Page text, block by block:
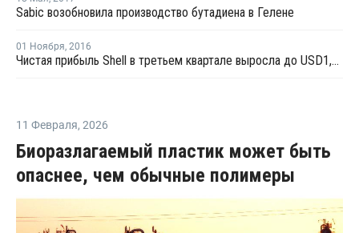
Sabic возобновила производство бутадиена в Гелене
01 Ноября, 2016
Чистая прибыль Shell в третьем квартале выросла до USD1,375 млрд
11 Февраля, 2026
Биоразлагаемый пластик может быть
опаснее, чем обычные полимеры